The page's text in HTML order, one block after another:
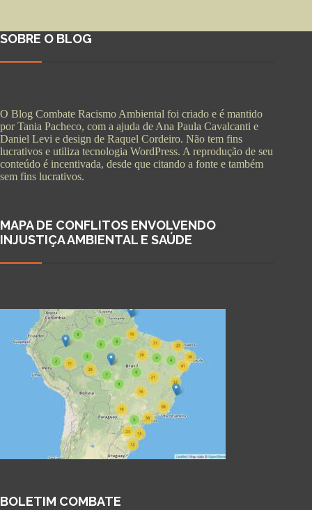
SOBRE O BLOG
O Blog Combate Racismo Ambiental foi criado e é mantido
por Tania Pacheco, com a ajuda de Ana Paula Cavalcanti e
Daniel Levi e design de Raquel Cordeiro. Não tem fins
lucrativos e utiliza tecnologia WordPress. A reprodução de seu
conteúdo é incentivada, desde que citando a fonte e também
sem fins lucrativos.
MAPA DE CONFLITOS ENVOLVENDO
INJUSTIÇA AMBIENTAL E SAÚDE
BOLETIM COMBATE